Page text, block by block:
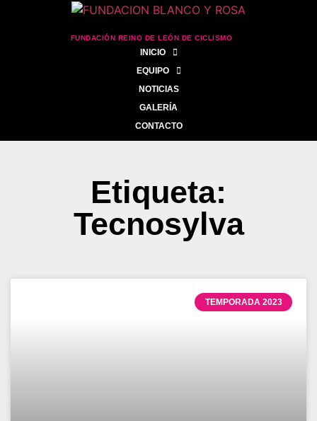
FUNDACIÓN REINO DE LEÓN DE CICLISMO
INICIO
EQUIPO
NOTICIAS
GALERÍA
CONTACTO
Etiqueta:
Tecnosylva
TEMPORADA 2023